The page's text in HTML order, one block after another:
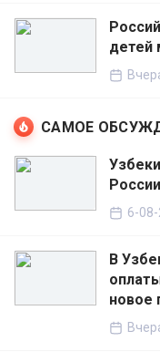
детей
САМОЕ
России
6-
В
новое